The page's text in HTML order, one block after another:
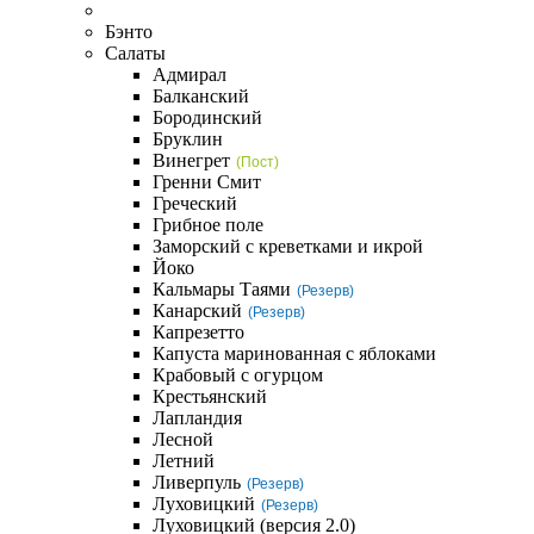
Бэнто
Салаты
Адмирал
Балканский
Бородинский
Бруклин
Винегрет (Пост)
Гренни Смит
Греческий
Грибное поле
Заморский с креветками и икрой
Йоко
Кальмары Таями (Резерв)
Канарский (Резерв)
Капрезетто
Капуста маринованная с яблоками
Крабовый с огурцом
Крестьянский
Лапландия
Лесной
Летний
Ливерпуль (Резерв)
Луховицкий (Резерв)
Луховицкий (версия 2.0)